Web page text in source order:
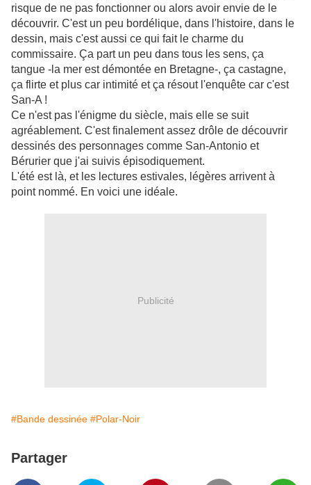
risque de ne pas fonctionner ou alors avoir envie de le
découvrir. C'est un peu bordélique, dans l'histoire, dans le
dessin, mais c'est aussi ce qui fait le charme du
commissaire. Ça part un peu dans tous les sens, ça
tangue -la mer est démontée en Bretagne-, ça castagne,
ça flirte et plus car intimité et ça résout l'enquête car c'est
San-A !
Ce n'est pas l'énigme du siècle, mais elle se suit
agréablement. C'est finalement assez drôle de découvrir
dessinés des personnages comme San-Antonio et
Bérurier que j'ai suivis épisodiquement.
L'été est là, et les lectures estivales, légères arrivent à
point nommé. En voici une idéale.
Publicité
#Bande dessinée #Polar-Noir
Partager